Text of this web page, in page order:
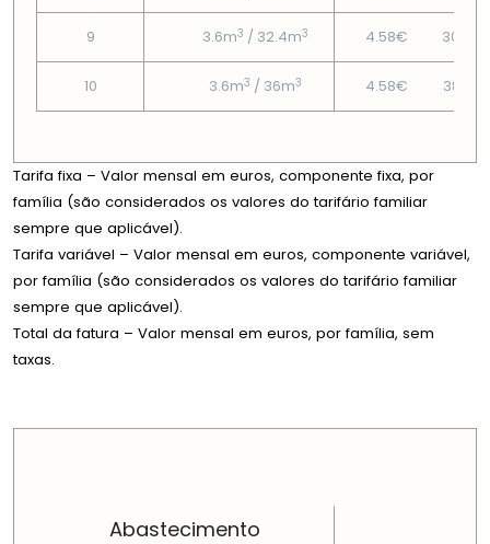
9 3.6m3 / 32.4m3 4.58€
10 3.6m3 / 36m3 4.58€
Tarifa fixa – Valor mensal em euros, componente fixa, por
família (são considerados os valores do tarifário familiar
sempre que aplicável).
Tarifa variável – Valor mensal em euros, componente variável,
por família (são considerados os valores do tarifário familiar
sempre que aplicável).
Total da fatura – Valor mensal em euros, por família, sem
taxas.
Abastecimento